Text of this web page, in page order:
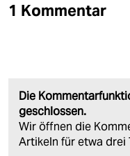
1 Kommentar
Die
geschlossen.
Wir öffnen die
Artikeln für etwa drei